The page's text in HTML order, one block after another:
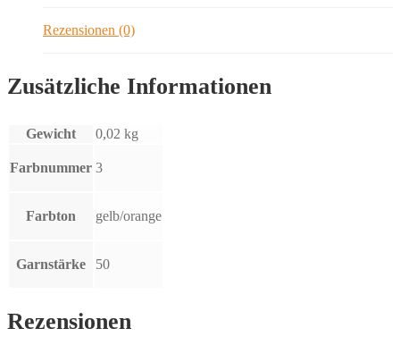
Rezensionen (0)
Zusätzliche Informationen
Gewicht 0,02 kg
Farbnummer 3
Farbton gelb/orange
Garnstärke 50
Rezensionen